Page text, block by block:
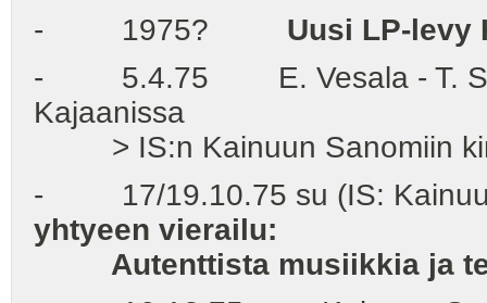
- 1975? Uusi LP-levy
- 5.4.75 E. Vesala - T.
Kajaanissa
> IS:n Kainuun Sanomiin
- 17/19.10.75 su (IS:
yhtyeen vierailu:
Autenttista musiikkia ja